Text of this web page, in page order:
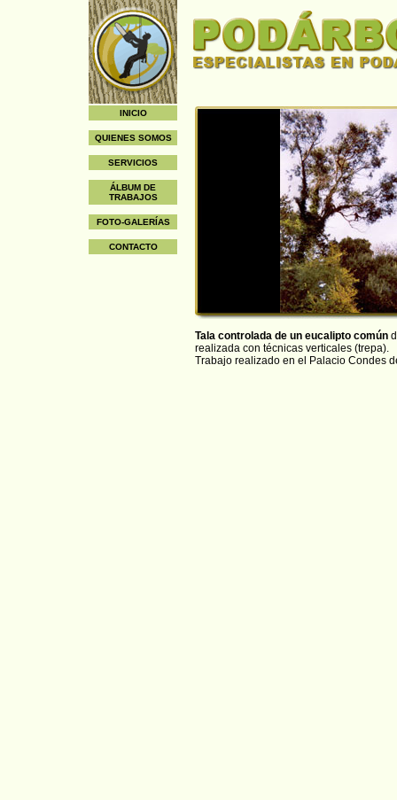
INICIO
QUIENES SOMOS
SERVICIOS
ÁLBUM DE
TRABAJOS
FOTO-GALERÍAS
CONTACTO
Tala controlada de un eucalipto común
realizada con técnicas verticales (trepa).
Trabajo realizado en el Palacio Condes